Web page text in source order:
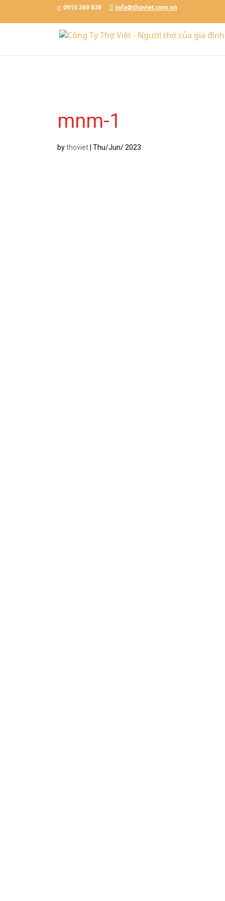
Chat với Thợ Việt0915.269.839
0915 269 839 info@thoviet.com.vn
mnm-1
bythoviet Thu/Jun/ 2023